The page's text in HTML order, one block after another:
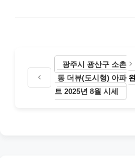
광주시 광산구 소촌
동 더뷰(도시형) 아파
트 2025년 8월 시세